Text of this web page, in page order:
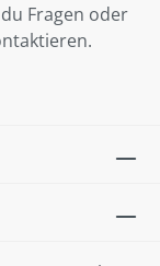
Fragen oder